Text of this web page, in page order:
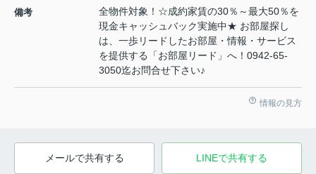
備考
全物件対象！☆成約家賃の30％～最大50％を
現金キャッシュバック実施中★ お部屋探し
は、一歩リードしたお部屋・情報・サービス
を提供する「お部屋リード」へ！0942-65-
3050迄お問合せ下さい♪
情報の見方
メールで共有する LINEで共有する